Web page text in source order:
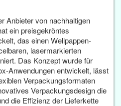
Anbieter von nachhaltigen
ein preisgekröntes
das einen Wellpappen-
lasermarkierten
Das Konzept wurde für
Anwendungen entwickelt, lässt
Verpackungsformaten
Verpackungsdesign die
die Effizienz der Lieferkette